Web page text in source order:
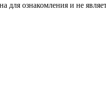
для ознакомления и не